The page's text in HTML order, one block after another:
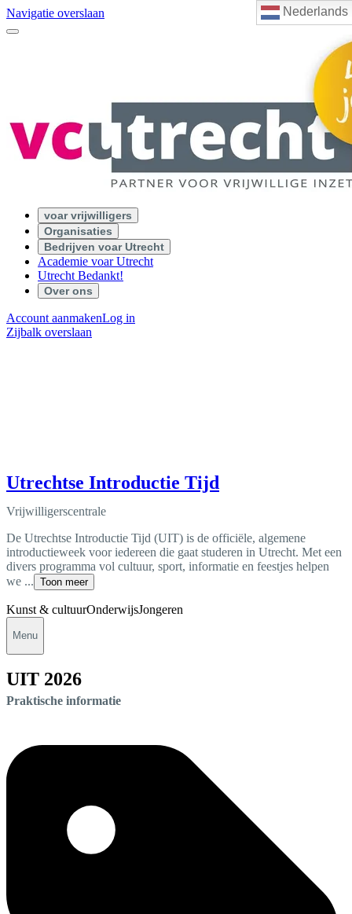
Nederlands
Navigatie overslaan
voar vrijwilligers
Organisaties
Bedrijven voar Utrecht
Academie voar Utrecht
Utrecht Bedankt!
Over ons
Account aanmakenLog in
Zijbalk overslaan
Utrechtse Introductie Tijd
Vrijwilligerscentrale
De Utrechtse Introductie Tijd (UIT) is de officiële, algemene
introductieweek voor iedereen die gaat studeren in Utrecht. Met een
divers programma vol cultuur, sport, informatie en feestjes helpen
we ... Toon meer
Kunst & cultuurOnderwijsJongeren
Menu
UIT 2026
Praktische informatie